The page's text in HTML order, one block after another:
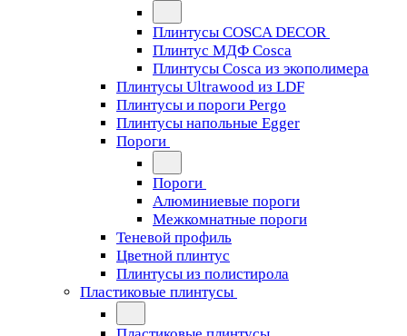
Плинтусы COSCA DECOR
Плинтус МДФ Cosca
Плинтусы Cosca из экополимера
Плинтусы Ultrawood из LDF
Плинтусы и пороги Pergo
Плинтусы напольные Egger
Пороги
Пороги
Алюминиевые пороги
Межкомнатные пороги
Теневой профиль
Цветной плинтус
Плинтусы из полистирола
Пластиковые плинтусы